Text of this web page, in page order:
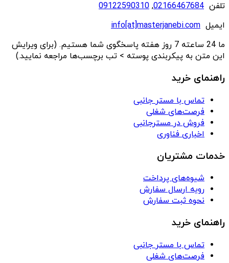
تلفن 02166467684
,
09122590310
ایمیل info[at]masterjanebi.com
ما 24 ساعته 7 روز هفته پاسخگوی شما هستیم. (برای ویرایش
این متن به پیکربندی پوسته > تب برچسب‌ها مراجعه نمایید.)
راهنمای خرید
تماس با مستر جانبی
فرصت‌های شغلی
فروش در مسترجانبی
اخباری فناوری
خدمات مشتریان
شیوه‌های پرداخت
رویه ارسال سفارش
نحوه ثبت سفارش
راهنمای خرید
تماس با مستر جانبی
فرصت‌های شغلی